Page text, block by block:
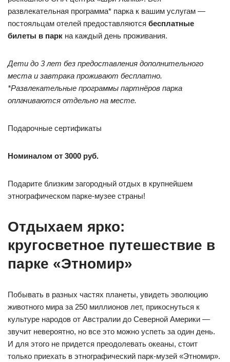
развлекательная программа* парка к вашим услугам —
постояльцам отелей предоставляются бесплатные
билеты в парк на каждый день проживания.
Дети до 3 лет без предоставления дополнительного
места и завтрака проживают бесплатно.
*Развлекательные программы партнёров парка
оплачиваются отдельно на месте.
Подарочные сертификаты
Номиналом от 3000 руб.
Подарите близким загородный отдых в крупнейшем
этнографическом парке-музее страны!
Отдыхаем ярко:
кругосветное путешествие в
парке «Этномир»
Побывать в разных частях планеты, увидеть эволюцию
животного мира за 250 миллионов лет, прикоснуться к
культуре народов от Австралии до Северной Америки —
звучит невероятно, но все это можно успеть за один день.
И для этого не придется преодолевать океаны, стоит
только приехать в этнографический парк-музей «Этномир».